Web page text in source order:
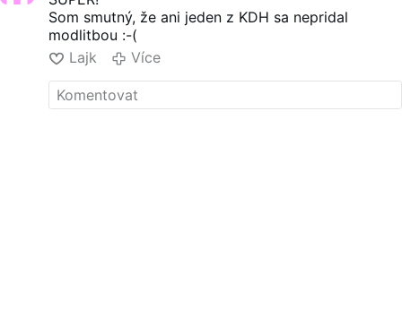
Som smutný, že ani jeden z KDH sa nepridal
modlitbou :-(
Lajk
Více